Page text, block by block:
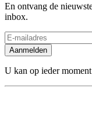
En ontvang de
inbox.
Aanmelden
U kan op ieder